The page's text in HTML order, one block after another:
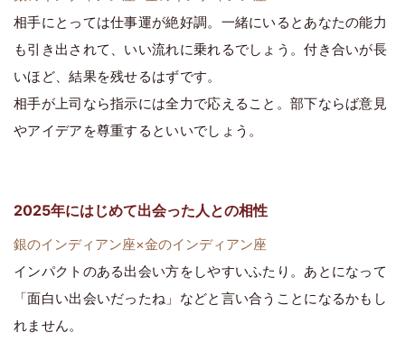
相手にとっては仕事運が絶好調。一緒にいるとあなたの能力
も引き出されて、いい流れに乗れるでしょう。付き合いが長
いほど、結果を残せるはずです。
相手が上司なら指示には全力で応えること。部下ならば意見
やアイデアを尊重するといいでしょう。
2025年にはじめて出会った人との相性
銀のインディアン座×金のインディアン座
インパクトのある出会い方をしやすいふたり。あとになって
「面白い出会いだったね」などと言い合うことになるかもし
れません。